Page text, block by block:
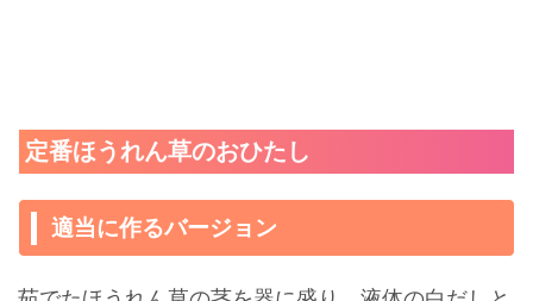
定番ほうれん草のおひたし
適当に作るバージョン